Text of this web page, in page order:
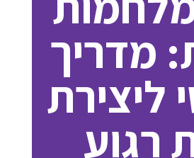
מדריך
ליצירת
רגוע